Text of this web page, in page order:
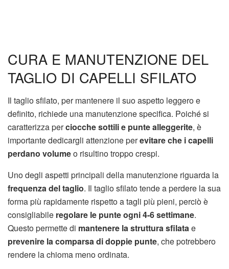
CURA E MANUTENZIONE DEL
TAGLIO DI CAPELLI SFILATO
Il taglio sfilato, per mantenere il suo aspetto leggero e
definito, richiede una manutenzione specifica. Poiché si
caratterizza perciocche sottili e punte alleggerite, è
importante dedicargli attenzione perevitare che i capelli
perdano volumeo risultino troppo crespi.
Uno degli aspetti principali della manutenzione riguarda la
frequenza del taglio. Il taglio sfilato tende a perdere la sua
forma più rapidamente rispetto a tagli più pieni, perciò è
consigliabile regolare le punte ogni 4-6 settimane.
Questo permette di mantenere la struttura sfilatae
prevenire la comparsa di doppie punte, che potrebbero
rendere la chioma meno ordinata.